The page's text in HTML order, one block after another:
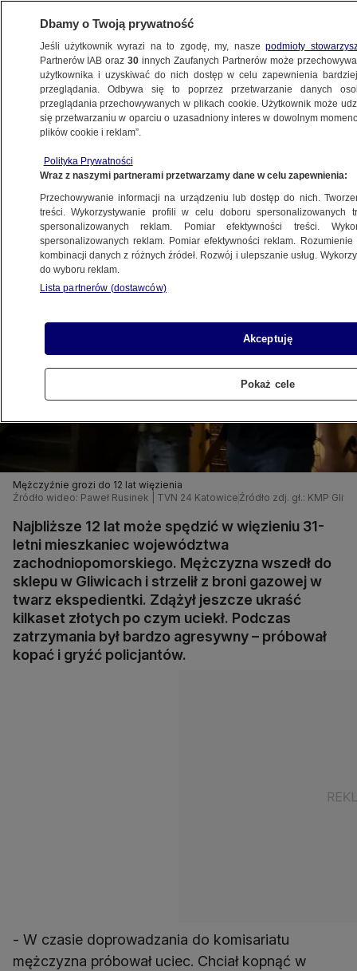
KATOWICE
lat więzienia
6.08.2014, 10:40
Udostępnij
Mężczyźnie grozi do 12 lat więzienia
Źródło wideo: Paweł Rusinek | TVN 24 Katowice Źródło zdj. gł.: KMP
Najbliższe 12 lat może spędzić w więzieniu 31-
letni mieszkaniec województwa
zachodniopomorskiego. Mężczyzna wszedł do
sklepu w Gliwicach i strzelił z broni gazowej w
twarz ekspedientki. Zdążył jeszcze ukraść
kilkaset złotych po czym uciekł. Podczas
zatrzymania był bardzo agresywny – próbował
kopać i gryźć policjantów.
- W czasie doprowadzania do komisariatu
mężczyzna próbował uciec. Chciał kopnąć w
Dbamy o Twoją prywatność
Jeśli użytkownik wyrazi na to zgodę, my, naszepodmioty
Partnerów IAB oraz30 innych Zaufanych Partnerów może
użytkownika i uzyskiwać do nich dostęp w celu zapewnienia
przeglądania. Odbywa się to poprzez przetwarzanie danych
przeglądania przechowywanych w plikach cookie. Użytkownik może
się przetwarzaniu w oparciu o uzasadniony interes w dowolnym
plików cookie i reklam”.
Polityka Prywatności
Wraz z naszymi partnerami przetwarzamy dane w celu zapewnienia:
Przechowywanie informacji na urządzeniu lub dostęp do nich.
treści. Wykorzystywanie profili w celu doboru spersonalizowanych
spersonalizowanych reklam. Pomiar efektywności treści.
spersonalizowanych reklam. Pomiar efektywności reklam.
kombinacji danych z różnych źródeł. Rozwój i ulepszanie usług.
do wyboru reklam.
Lista partnerów (dostawców)
Akceptuję
Pokaż cele